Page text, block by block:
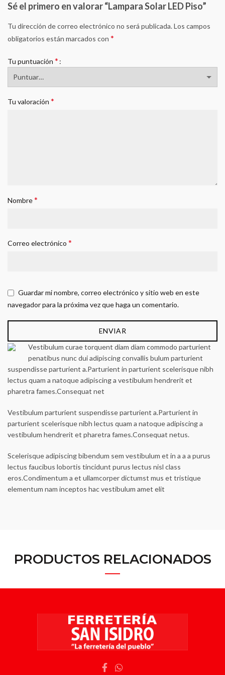
Sé el primero en valorar “Lampara Solar LED Piso”
Tu dirección de correo electrónico no será publicada.Los campos
obligatorios están marcados con *
Tu puntuación *
Tu valoración *
Nombre*
Correo electrónico *
Guardar mi nombre, correo electrónico y sitio web en este
navegador para la próxima vez que haga un comentario.
Vestibulum curae torquent diam diam commodo parturient
penatibus nunc dui adipiscing convallis bulum parturient
suspendisse parturient a.Parturient in parturient scelerisque nibh
lectus quam a natoque adipiscing a vestibulum hendrerit et
pharetra fames.Consequat net
Vestibulum parturient suspendisse parturient a.Parturient in
parturient scelerisque nibh lectus quam a natoque adipiscing a
vestibulum hendrerit et pharetra fames.Consequat netus.
Scelerisque adipiscing bibendum sem vestibulum et in a a a purus
lectus faucibus lobortis tincidunt purus lectus nisl class
eros.Condimentum a et ullamcorper dictumst mus et tristique
elementum nam inceptos hac vestibulum amet elit
PRODUCTOS RELACIONADOS